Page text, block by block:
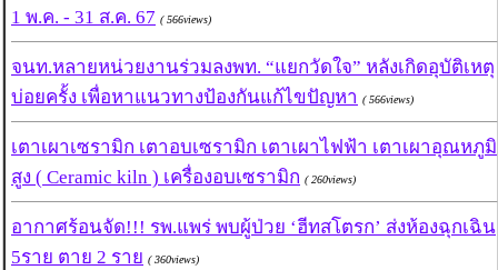
1 พ.ค. - 31 ส.ค. 67 ( 566views)
จนท.หลายหน่วยงานร่วมลงพท. “แยกวัดใจ” หลังเกิดอุบัติเหตุ
บ่อยครั้ง เพื่อหาแนวทางป้องกันแก้ไขปัญหา ( 566views)
เตาเผาเซรามิก เตาอบเซรามิก เตาเผาไฟฟ้า เตาเผาอุณหภูมิ
สูง ( Ceramic kiln ) เครื่องอบเซรามิก ( 260views)
อากาศร้อนจัด!!! รพ.แพร่ พบผู้ป่วย ‘ฮีทสโตรก’ ส่งห้องฉุกเฉิน
5ราย ตาย 2 ราย ( 360views)